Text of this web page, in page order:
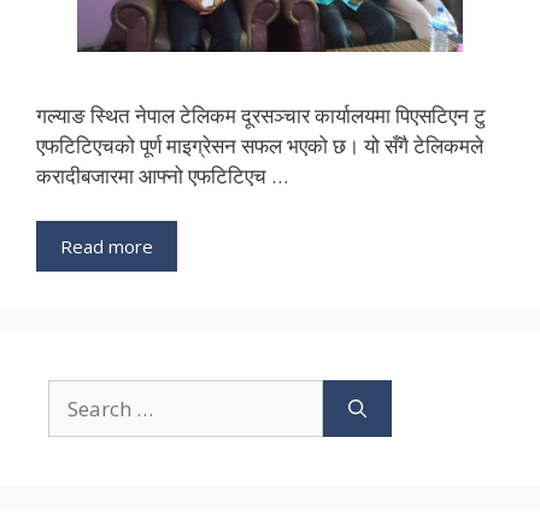
गल्याङ स्थित नेपाल टेलिकम दूरसञ्चार कार्यालयमा पिएसटिएन टु
एफटिटिएचको पूर्ण माइग्रेसन सफल भएको छ। यो सँगै टेलिकमले
करादीबजारमा आफ्नो एफटिटिएच …
Read more
for: